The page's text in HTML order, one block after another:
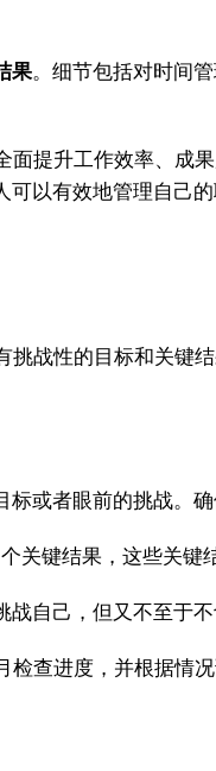
果。细节包括对时间
提升工作效率、成
可以有效地管理自己
挑战性的目标和关
或者眼前的挑战。
关键结果，这些关键
自己，但又不至于
检查进度，并根据情